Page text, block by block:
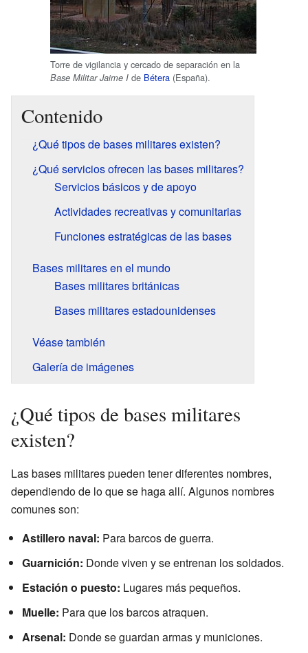
Torre de vigilancia y cercado de separación en la
Base Militar Jaime I de Bétera (España).
Contenido
¿Qué tipos de bases militares existen?
¿Qué servicios ofrecen las bases militares?
Servicios básicos y de apoyo
Actividades recreativas y comunitarias
Funciones estratégicas de las bases
Bases militares en el mundo
Bases militares británicas
Bases militares estadounidenses
Véase también
Galería de imágenes
¿Qué tipos de bases militares
existen?
Las bases militares pueden tener diferentes nombres,
dependiendo de lo que se haga allí. Algunos nombres
comunes son:
Astillero naval: Para barcos de guerra.
Guarnición: Donde viven y se entrenan los soldados.
Estación o puesto: Lugares más pequeños.
Muelle: Para que los barcos atraquen.
Arsenal: Donde se guardan armas y municiones.